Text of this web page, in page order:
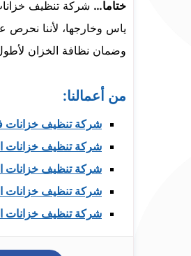
ختاما… شركة تنظيف
ياس وخارجها، لأننا
وضمان نظافة الخزان
من أعمالنا:
شركة تنظيف خزانات
شركة تنظيف خزانات
شركة تنظيف خزانات
شركة تنظيف خزانات
شركة تنظيف خزانات